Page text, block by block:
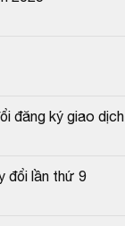
đăng ký giao dịch
đổi lần thứ 9